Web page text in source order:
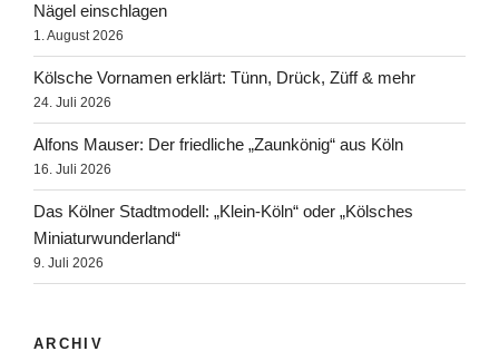
Nägel einschlagen
1. August 2026
Kölsche Vornamen erklärt: Tünn, Drück, Züff & mehr
24. Juli 2026
Alfons Mauser: Der friedliche „Zaunkönig“ aus Köln
16. Juli 2026
Das Kölner Stadtmodell: „Klein-Köln“ oder „Kölsches
Miniaturwunderland“
9. Juli 2026
ARCHIV